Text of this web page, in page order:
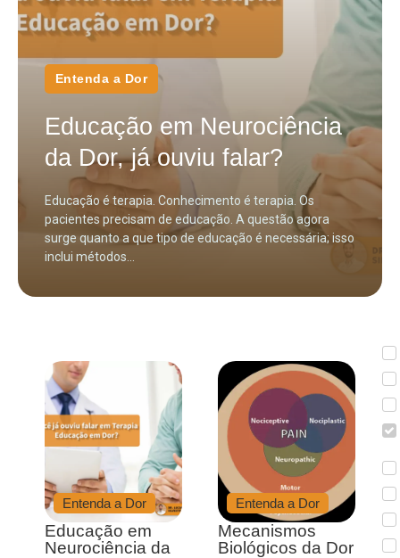
Entenda a Dor
Educação em Neurociência
da Dor, já ouviu falar?
Educação é terapia. Conhecimento é terapia. Os
pacientes precisam de educação. A questão agora
surge quanto a que tipo de educação é necessária; isso
inclui métodos...
Entenda a Dor
Educação em
Neurociência da
Entenda a Dor
Mecanismos
Biológicos da Dor